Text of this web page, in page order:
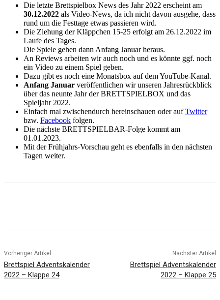
Die letzte Brettspielbox News des Jahr 2022 erscheint am
30.12.2022 als Video-News, da ich nicht davon ausgehe, dass
rund um die Festtage etwas passieren wird.
Die Ziehung der Kläppchen 15-25 erfolgt am 26.12.2022 im
Laufe des Tages.
Die Spiele gehen dann Anfang Januar heraus.
An Reviews arbeiten wir auch noch und es könnte ggf. noch
ein Video zu einem Spiel geben.
Dazu gibt es noch eine Monatsbox auf dem YouTube-Kanal.
Anfang Januar veröffentlichen wir unseren Jahresrückblick
über das neunte Jahr der BRETTSPIELBOX und das
Spieljahr 2022.
Einfach mal zwischendurch hereinschauen oder aufTwitter
bzw. Facebook folgen.
Die nächste BRETTSPIELBAR-Folge kommt am
01.01.2023.
Mit der Frühjahrs-Vorschau geht es ebenfalls in den nächsten
Tagen weiter.
Vorheriger Artikel
Brettspiel Adventskalender
2022 – Klappe 24
Nächster Artikel
Brettspiel Adventskalender
2022 – Klappe 25